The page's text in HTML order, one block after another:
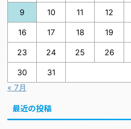
9 10 11 12
16 17 18 19
23 24 25 26
30
31
« 7月
最近の投稿